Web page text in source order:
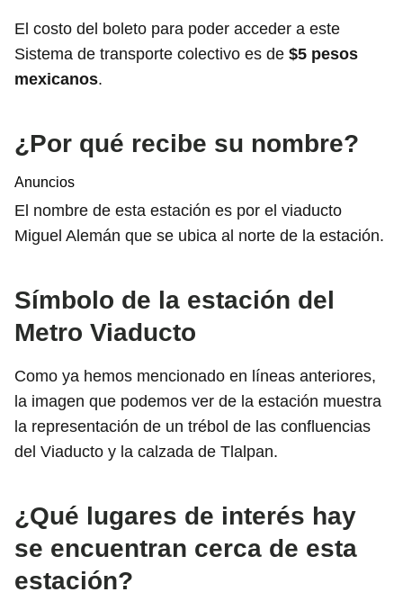
El costo del boleto para poder acceder a este
Sistema de transporte colectivo es de $5 pesos
mexicanos.
¿Por qué recibe su nombre?
Anuncios
El nombre de esta estación es por el viaducto
Miguel Alemán que se ubica al norte de la estación.
Símbolo de la estación del
Metro Viaducto
Como ya hemos mencionado en líneas anteriores,
la imagen que podemos ver de la estación muestra
la representación de un trébol de las confluencias
del Viaducto y la calzada de Tlalpan.
¿Qué lugares de interés hay
se encuentran cerca de esta
estación?